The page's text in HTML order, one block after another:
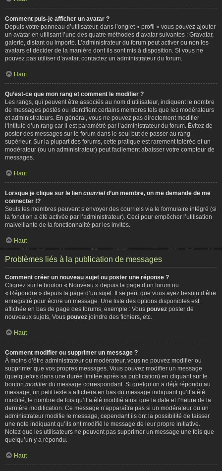
Comment puis-je afficher un avatar ?
Depuis votre panneau d’utilisateur, dans l’onglet « profil » vous pouvez ajouter
un avatar en utilisant l’une des quatre méthodes d’avatar suivantes : Gravatar,
galerie, distant ou importé. L’administrateur du forum peut activer ou non les
avatars et décider de la manière dont ils sont mis à disposition. Si vous ne
pouvez pas utiliser d’avatar, contactez un administrateur du forum.
Haut
Qu’est-ce que mon rang et comment le modifier ?
Les rangs, qui peuvent être associés au nom d’utilisateur, indiquent le nombre
de messages postés ou identifient certains membres tels que les modérateurs
et administrateurs. En général, vous ne pouvez pas directement modifier
l’intitulé d’un rang car il est paramétré par l’administrateur du forum. Évitez de
poster des messages sur le forum dans le seul but de passer au rang
supérieur. Sur la plupart des forums, cette pratique est rarement tolérée et un
modérateur (ou un administrateur) peut facilement abaisser votre compteur de
messages.
Haut
Lorsque je clique sur le lien courrield’un membre, on me demande de me
connecter !?
Seuls les membres peuvent s’envoyer des courriels via le formulaire intégré (si
la fonction a été activée par l’administrateur). Ceci pour empêcher l’utilisation
malveillante de la fonctionnalité par les invités.
Haut
Problèmes liés à la publication de messages
Comment créer un nouveau sujet ou poster une réponse ?
Cliquez sur le bouton « Nouveau » depuis la page d’un forum ou
« Répondre » depuis la page d’un sujet. Il se peut que vous ayez besoin d’être
enregistré pour écrire un message. Une liste des options disponibles est
affichée en bas de page des forums, exemple : Vous pouvez poster de
nouveaux sujets, Vous pouvez joindre des fichiers, etc.
Haut
Comment modifier ou supprimer un message ?
À moins d’être administrateur ou modérateur, vous ne pouvez modifier ou
supprimer que vos propres messages. Vous pouvez modifier un message
(quelquefois dans une durée limitée après sa publication) en cliquant sur le
bouton modifierdu message correspondant. Si quelqu’un a déjà répondu au
message, un petit texte s’affichera en bas du message indiquant qu’il a été
modifié, le nombre de fois qu’il a été modifié ainsi que la date et l’heure de la
dernière modification. Ce message n’apparaîtra pas si un modérateur ou un
administrateur modifie le message, cependant ils ont la possibilité de laisser
une note indiquant qu’ils ont modifié le message de leur propre initiative.
Notez que les utilisateurs ne peuvent pas supprimer un message une fois que
quelqu’un y a répondu.
Haut